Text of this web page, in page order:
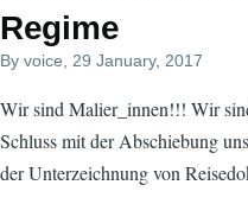
Regime
By voice , 29 January, 2017
Wir sind Malier_innen!!! Wir
Schluss mit der Abschiebung
der Unterzeichnung von